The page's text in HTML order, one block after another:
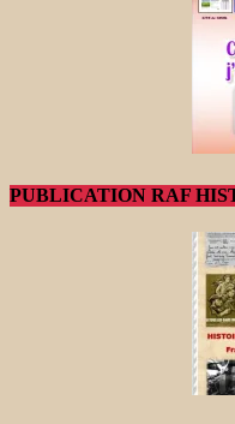
PUBLICATION RAF